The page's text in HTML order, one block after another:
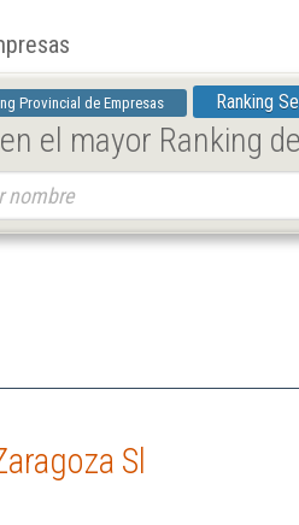
Provincial de Empresas Ranking
el mayor Ranking
Sl